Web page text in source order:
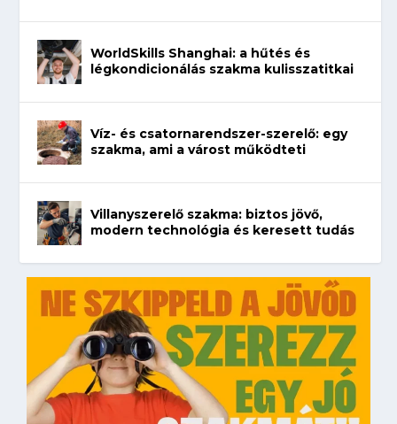
WorldSkills Shanghai: a hűtés és
légkondicionálás szakma kulisszatitkai
Víz- és csatornarendszer-szerelő: egy
szakma, ami a várost működteti
Villanyszerelő szakma: biztos jövő,
modern technológia és keresett tudás